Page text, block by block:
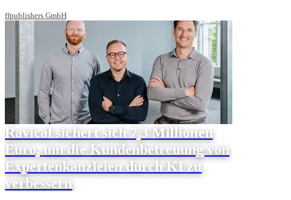
ffpublishers GmbH
Ravical sichert sich 7,3 Millionen
Euro, um die Kundenbetreuung von
Expertenkanzleien durch KI zu
verbessern